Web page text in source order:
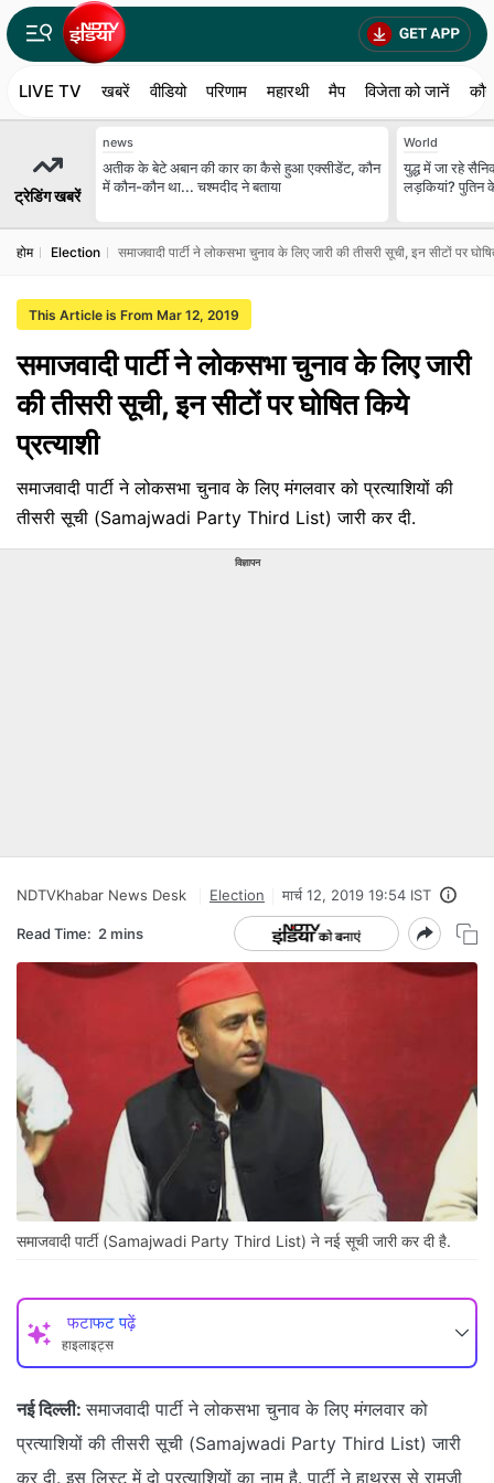
LIVE TV खबरें वीडियो परिणाम महारथी मैप विजेता को जानें
ट्रेडिंग खबरें
news
अतीक के बेटे अबान की कार का कैसे हुआ एक्‍सीडेंट, कौन
में कौन-कौन था... चश्‍मदीद ने बताया
World
युद्ध में जा रहे
लड़कियां? पुतिन
होम Election समाजवादी पार्टी ने लोकसभा चुनाव के लिए जारी की तीसरी सूची, इन सीटों पर
This Article is From Mar 12, 2019
समाजवादी पार्टी ने लोकसभा चुनाव के लिए जारी
की तीसरी सूची, इन सीटों पर घोषित किये
प्रत्याशी
समाजवादी पार्टी ने लोकसभा चुनाव के लिए मंगलवार को प्रत्याशियों की
तीसरी सूची (Samajwadi Party Third List) जारी कर दी.
विज्ञापन
NDTVKhabar News Desk Election मार्च 12, 2019 19:54 IST
Read Time: 2 mins
समाजवादी पार्टी (Samajwadi Party Third List) ने नई सूची जारी कर दी है.
फटाफट पढ़ें
हाइलाइट्स
नई दिल्ली: समाजवादी पार्टी ने लोकसभा चुनाव के लिए मंगलवार को
प्रत्याशियों की तीसरी सूची (Samajwadi Party Third List) जारी
कर दी. इस लिस्ट में दो प्रत्याशियों का नाम है. पार्टी ने हाथरस से रामजी